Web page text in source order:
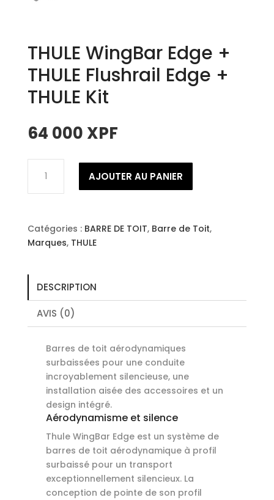
THULE WingBar Edge +
THULE Flushrail Edge +
THULE Kit
64 000 XPF
THULE
+
THULE
Edge
Kit
AJOUTER AU PANIER
Catégories : BARRE DE TOIT, Barre de Toit,
Marques, THULE
DESCRIPTION
AVIS (0)
Barres de toit aérodynamiques
surbaissées pour une conduite
incroyablement silencieuse, une
installation aisée des accessoires et un
design intégré.
Aérodynamisme et silence
Thule WingBar Edge est un système de
barres de toit aérodynamique à profil
surbaissé pour un transport
exceptionnellement silencieux. La
conception de pointe de son profil